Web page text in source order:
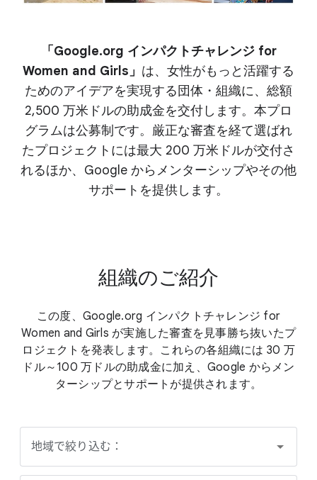
「Google.org インパクトチャレンジ for
Women and Girls」 は、女性がもっと活躍する
ためのアイデアを実現する団体・組織に、総額
2,500 万米ドルの助成金を交付します。本プロ
グラムは公募制です。厳正な審査を経て選ばれ
たプロジェクトには最大 200 万米ドルが交付さ
れるほか、Google からメンターシップやその他
サポートを提供します。
組織のご紹介
この度、Google.org インパクトチャレンジ for
Women and Girls が実施した審査を見事勝ち抜いたプ
ロジェクトを発表します。これらの各組織には 30 万
ドル～100 万ドルの助成金に加え、Google からメン
ターシップとサポートが提供されます。
地域で絞り込む：